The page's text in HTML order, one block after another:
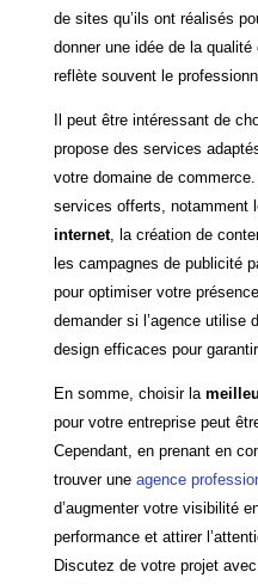
de sites qu’ils ont réalisés
donner une idée de la
reflète souvent le
Il peut être intéressant de
propose des services
votre domaine de
services offerts, notamment
internet, la création de
les campagnes de publicité
pour optimiser votre
demander si l’agence utilise
design efficaces pour
En somme, choisir la
pour votre entreprise peut
Cependant, en prenant en
trouver une agence
d’augmenter votre visibilité
performance et attirer
Discutez de votre projet